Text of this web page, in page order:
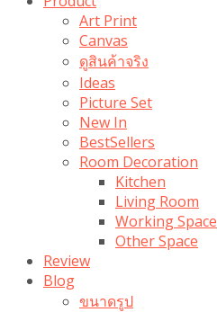
Art Print
Canvas
ดูสินค้าจริง
Ideas
Picture Set
New In
BestSellers
Room Decoration
Kitchen
Living Room
Working Space
Other Space
Review
Blog
ขนาดรูป